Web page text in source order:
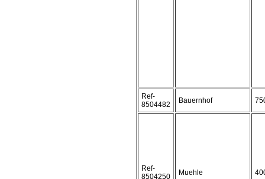
Ref-
8504482
Bauernhof
Ref-
8504250
Muehle